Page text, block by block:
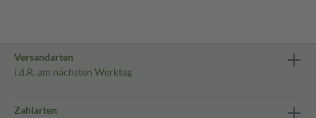
Versandarten
i.d.R. am nächsten Werktag
Zahlarten